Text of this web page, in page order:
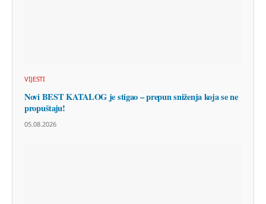
VIJESTI
Novi BEST KATALOG je stigao – prepun sniženja koja se ne
propuštaju!
05.08.2026